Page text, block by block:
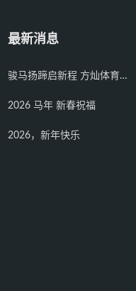
最新消息
骏马扬蹄启新程 方灿体育开工再攀高峰
2026 马年 新春祝福
2026，新年快乐